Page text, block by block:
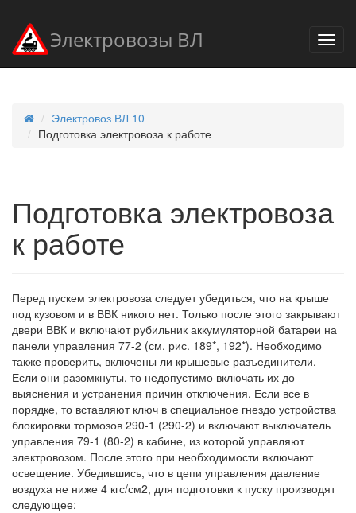
Электровозы ВЛ
Электровоз ВЛ 10
Подготовка электровоза к работе
Подготовка электровоза
к работе
Перед пускем электровоза следует убедиться, что на крыше
под кузовом и в ВВК никого нет. Только после этого закрывают
двери ВВК и включают рубильник аккумуляторной батареи на
панели управления 77-2 (см. рис. 189*, 192*). Необходимо
также проверить, включены ли крышевые разъединители.
Если они разомкнуты, то недопустимо включать их до
выяснения и устранения причин отключения. Если все в
порядке, то вставляют ключ в специальное гнездо устройства
блокировки тормозов 290-1 (290-2) и включают выключатель
управления 79-1 (80-2) в кабине, из которой управляют
электровозом. После этого при необходимости включают
освещение. Убедившись, что в цепи управления давление
воздуха не ниже 4 кгс/см2, для подготовки к пуску производят
следующее: